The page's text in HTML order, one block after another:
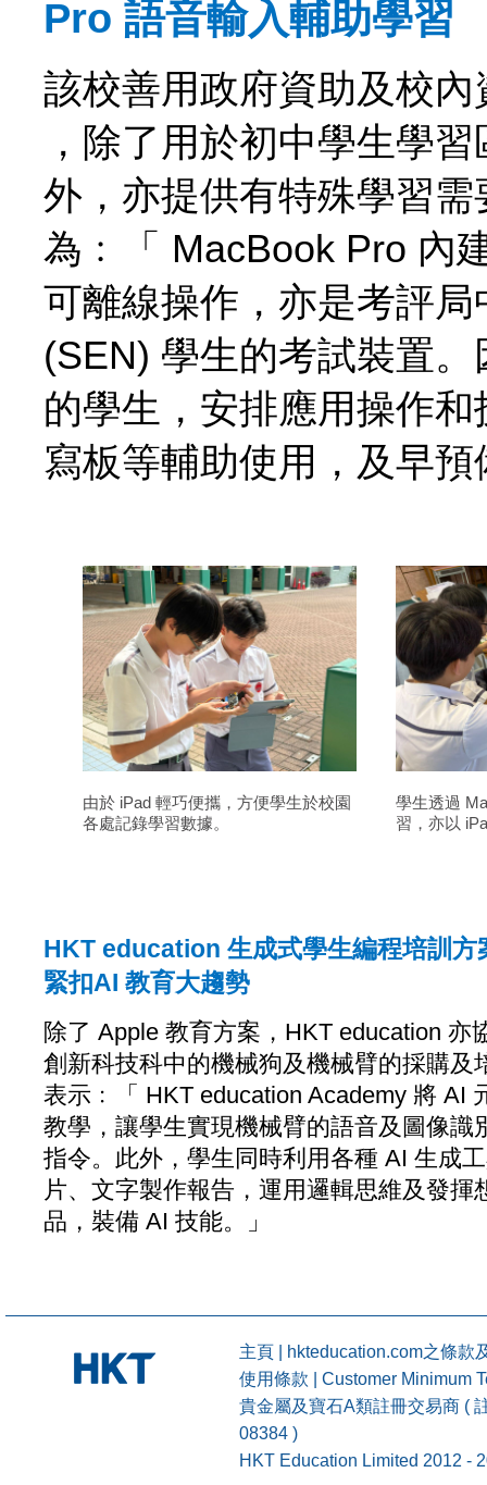
Pro 語音輸入輔助學習
該校善用政府資助及校
，除了用於初中學生學
外，亦提供有特殊學習
為﹕「 MacBook Pro 內
可離線操作，亦是考評
(SEN) 學生的考試裝置
的學生，安排應用操作
寫板等輔助使用，及早預
由於 iPad 輕巧便攜，方便學生於校園
各處記錄學習數據。
學生透過
習，亦以
HKT education 生成式學生編程培訓方
緊扣AI 教育大趨勢
除了 Apple 教育方案，HKT education 亦
創新科技科中的機械狗及機械臂的採購及
表示﹕「 HKT education Academy 將 AI
教學，讓學生實現機械臂的語音及圖像識
指令。此外，學生同時利用各種 AI 生成
片、文字製作報告，運用邏輯思維及發揮
品，裝備 AI 技能。」
主頁 | hkteducation.com之條款
使用條款 | Customer Minimum
貴金屬及寶石A類註冊交易商 (
08384 )
HKT Education Limited 2012 -